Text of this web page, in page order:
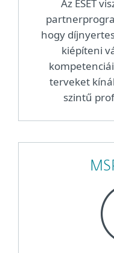
Az ESET
hogy
kiépíteni
terveket
szintű